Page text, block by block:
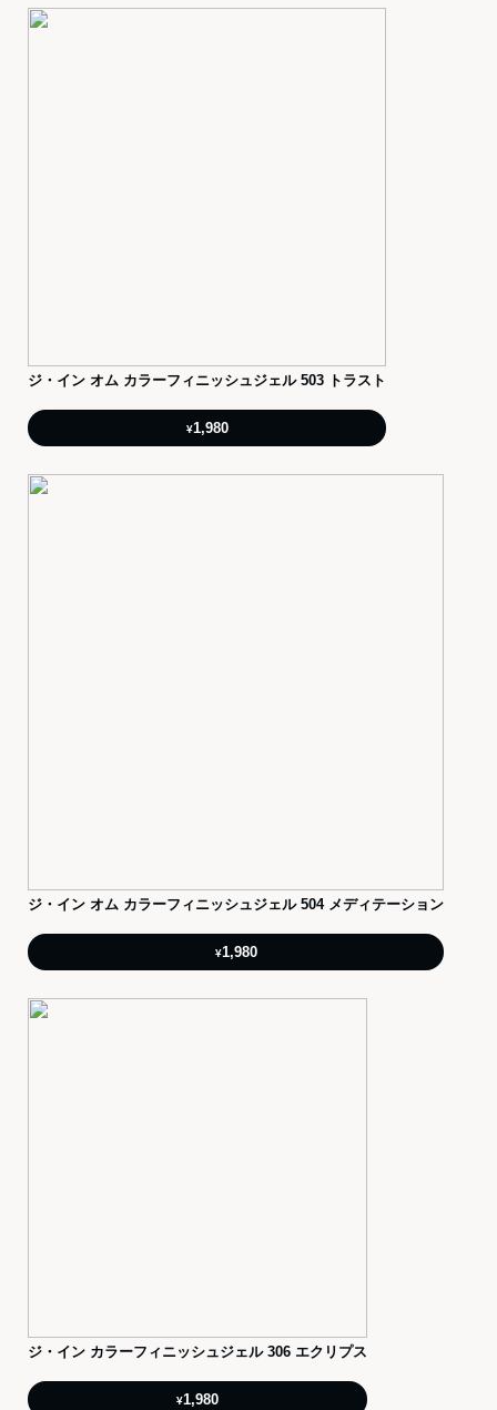
ジ・イン オム カラーフィニッシュジェル 503 トラスト
¥1,980
ジ・イン オム カラーフィニッシュジェル 504 メディテーション
¥1,980
ジ・イン カラーフィニッシュジェル 306 エクリプス
¥1,980